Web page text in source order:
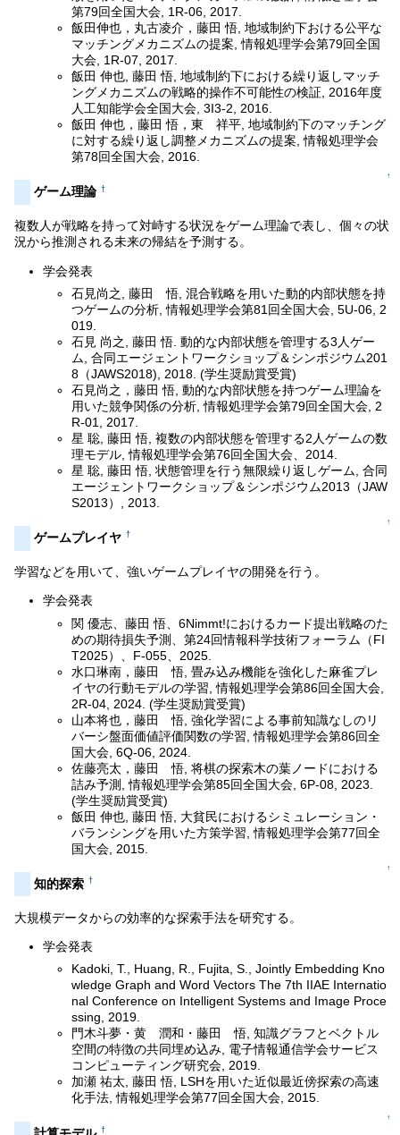
第79回全国大会, 1R-06, 2017.
飯田伸也，丸古凌介，藤田 悟, 地域制約下おける公平な
マッチングメカニズムの提案, 情報処理学会第79回全国
大会, 1R-07, 2017.
飯田 伸也, 藤田 悟, 地域制約下における繰り返しマッチ
ングメカニズムの戦略的操作不可能性の検証, 2016年度
人工知能学会全国大会, 3I3-2, 2016.
飯田 伸也，藤田 悟，東 祥平, 地域制約下のマッチング
に対する繰り返し調整メカニズムの提案, 情報処理学会
第78回全国大会, 2016.
↑
ゲーム理論 †
複数人が戦略を持って対峙する状況をゲーム理論で表し、個々の状
況から推測される未来の帰結を予測する。
学会発表
石見尚之, 藤田 悟, 混合戦略を用いた動的内部状態を持
つゲームの分析, 情報処理学会第81回全国大会, 5U-06, 2
019.
石見 尚之, 藤田 悟. 動的な内部状態を管理する3人ゲー
ム, 合同エージェントワークショップ＆シンポジウム201
8（JAWS2018), 2018. (学生奨励賞受賞)
石見尚之，藤田 悟, 動的な内部状態を持つゲーム理論を
用いた競争関係の分析, 情報処理学会第79回全国大会, 2
R-01, 2017.
星 聡, 藤田 悟, 複数の内部状態を管理する2人ゲームの数
理モデル, 情報処理学会第76回全国大会、2014.
星 聡, 藤田 悟, 状態管理を行う無限繰り返しゲーム, 合同
エージェントワークショップ＆シンポジウム2013（JAW
S2013）, 2013.
↑
ゲームプレイヤ †
学習などを用いて、強いゲームプレイヤの開発を行う。
学会発表
関 優志、藤田 悟、6Nimmt!におけるカード提出戦略のた
めの期待損失予測、第24回情報科学技術フォーラム（FI
T2025）、F-055、2025.
水口琳南，藤田 悟, 畳み込み機能を強化した麻雀プレ
イヤの行動モデルの学習, 情報処理学会第86回全国大会,
2R-04, 2024. (学生奨励賞受賞)
山本将也，藤田 悟, 強化学習による事前知識なしのリ
バーシ盤面価値評価関数の学習, 情報処理学会第86回全
国大会, 6Q-06, 2024.
佐藤亮太，藤田 悟, 将棋の探索木の葉ノードにおける
詰み予測, 情報処理学会第85回全国大会, 6P-08, 2023.
(学生奨励賞受賞)
飯田 伸也, 藤田 悟, 大貧民におけるシミュレーション・
バランシングを用いた方策学習, 情報処理学会第77回全
国大会, 2015.
↑
知的探索 †
大規模データからの効率的な探索手法を研究する。
学会発表
Kadoki, T., Huang, R., Fujita, S., Jointly Embedding Kno
wledge Graph and Word Vectors The 7th IIAE Internatio
nal Conference on Intelligent Systems and Image Proce
ssing, 2019.
門木斗夢・黄 潤和・藤田 悟, 知識グラフとベクトル
空間の特徴の共同埋め込み, 電子情報通信学会サービス
コンピューティング研究会, 2019.
加瀬 祐太, 藤田 悟, LSHを用いた近似最近傍探索の高速
化手法, 情報処理学会第77回全国大会, 2015.
↑
†